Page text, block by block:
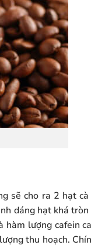
sẽ cho ra 2 hạt
dáng hạt khá tròn
hàm lượng cafein
thu hoạch.